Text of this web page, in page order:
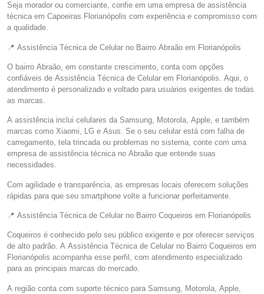
Seja morador ou comerciante, confie em uma empresa de assistência
técnica em Capoeiras Florianópolis com experiência e compromisso com
a qualidade.
📍 Assistência Técnica de Celular no Bairro Abraão em Florianópolis
O bairro Abraão, em constante crescimento, conta com opções
confiáveis de Assistência Técnica de Celular em Florianópolis. Aqui, o
atendimento é personalizado e voltado para usuários exigentes de todas
as marcas.
A assistência inclui celulares da Samsung, Motorola, Apple, e também
marcas como Xiaomi, LG e Asus. Se o seu celular está com falha de
carregamento, tela trincada ou problemas no sistema, conte com uma
empresa de assistência técnica no Abraão que entende suas
necessidades.
Com agilidade e transparência, as empresas locais oferecem soluções
rápidas para que seu smartphone volte a funcionar perfeitamente.
📍 Assistência Técnica de Celular no Bairro Coqueiros em Florianópolis
Coqueiros é conhecido pelo seu público exigente e por oferecer serviços
de alto padrão. A Assistência Técnica de Celular no Bairro Coqueiros em
Florianópolis acompanha esse perfil, com atendimento especializado
para as principais marcas do mercado.
A região conta com suporte técnico para Samsung, Motorola, Apple,